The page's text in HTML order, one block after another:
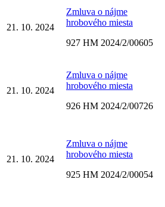
21. 10. 2024
Zmluva o nájme
hrobového miesta
927 HM 2024/2/00605
21. 10. 2024
Zmluva o nájme
hrobového miesta
926 HM 2024/2/00726
21. 10. 2024
Zmluva o nájme
hrobového miesta
925 HM 2024/2/00054